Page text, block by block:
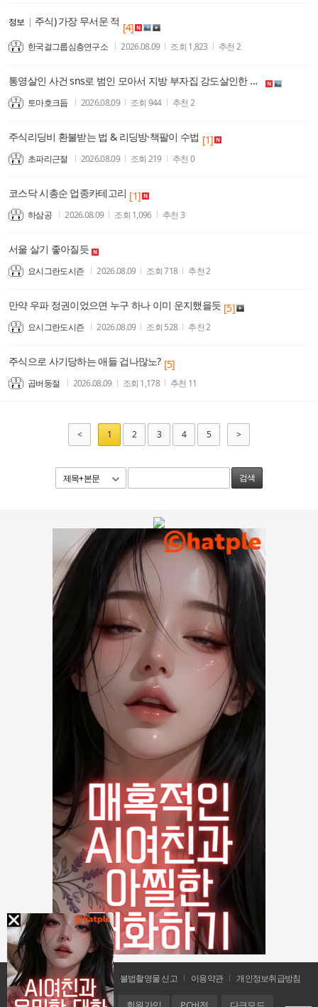
정보 | 주식) 가장 무서운 적 [4]
한국걸그룹심층연구소 2026.08.09 조회 1,823 추천 2
통영살인 사건 sns로 범인 모아서 지방 부자집 강도살인한 일본 모방범죄 아니냐
토마호크둡 2026.08.09 조회 944 추천 2
주식리딩비 환불받는 법 & 리딩방·책팔이 수법 [1]
초파리근절 2026.08.09 조회 219 추천 0
코스닥 시총순 업종카테고리 [1]
하삼공 2026.08.09 조회 1,096 추천 3
서울 살기 좋아질듯
요시그란도시즌 2026.08.09 조회718 추천2
만약 우파 정권이었으면 누구 하나 이미 운지했을듯 [5]
요시그란도시즌 2026.08.09 조회 528 추천2
주식으로 사기당하는 애들 겁나많노? [5]
곱버둥절 2026.08.09 조회 1,178 추천 11
< 1 2 3 4 5 >
제목+본문 검색
공지사항 문의 및 신고 불법촬영물 신고 이용약관 개인정보취급방침